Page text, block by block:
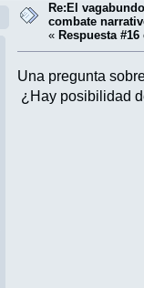
Re:El
combate
« Respuesta #16
Una pregunta
¿Hay posibilidad